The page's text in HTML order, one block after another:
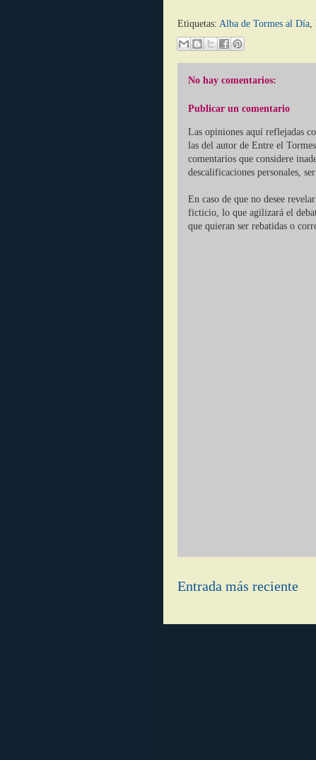
Etiquetas: Alba de Tormes al Día,
No hay comentarios:
Publicar un comentario
Las opiniones aquí reflejadas
las del autor de Entre el
comentarios que considere
descalificaciones personales,
En caso de que no desee
ficticio, lo que agilizará el
que quieran ser rebatidas o
Entrada más reciente